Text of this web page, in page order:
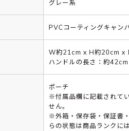
グレー系
PVCコーティングキャン
W約21cm x H約20cm x
ハンドルの長さ：約42cm
ポーチ
※付属品欄に記載されて
せん。
※外箱・保存袋・保証書
らの状態は商品ランクに